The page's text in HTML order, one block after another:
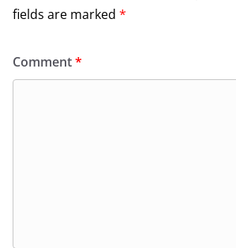
fields are marked *
Comment*